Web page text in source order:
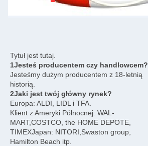
Tytuł jest tutaj.
1Jesteś producentem czy handlowcem?
Jesteśmy dużym producentem z 18-letnią
historią.
2Jaki jest twój główny rynek?
Europa: ALDI, LIDL i TFA.
Klient z Ameryki Północnej: WAL-
MART,COSTCO, the HOME DEPOTE,
TIMEXJapan: NITORI,Swaston group,
Hamilton Beach itp.